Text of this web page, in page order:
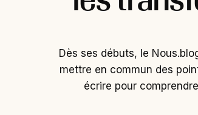
Dès ses débuts, le
mettre en commun des
écrire pour